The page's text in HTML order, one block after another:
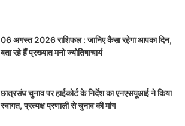
06 अगस्त 2026 राशिफल : जानिए कैसा रहेगा आपका दिन,
बता रहे हैं प्रख्यात मनो ज्योतिषाचार्य
छात्रसंघ चुनाव पर हाईकोर्ट के निर्देश का एनएसयूआई ने किया
स्वागत, प्रत्यक्ष प्रणाली से चुनाव की मांग